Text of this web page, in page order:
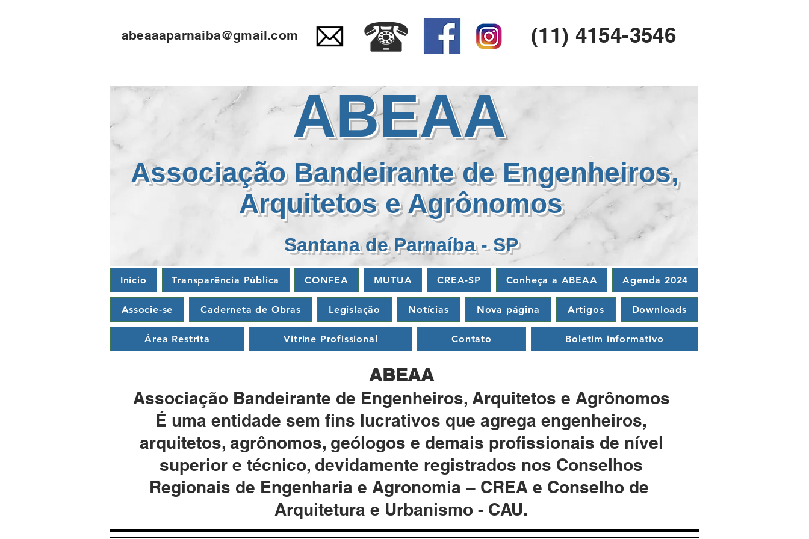
abeaaaparnaiba@gmail.com (11) 4154-3546
ABEAA
Associação Bandeirante de Engenheiros,
Arquitetos e Agrônomos
Santana de Parnaíba - SP
Início Transparência Pública CONFEA MUTUA CREA-SP Conheça a ABEAA Agenda 2024
Associe-se Caderneta de Obras Legislação Notícias Nova página Artigos Downloads
Área Restrita Vitrine Profissional Contato Boletim informativo
ABEAA
Associação Bandeirante de Engenheiros, Arquitetos e Agrônomos
É uma entidade sem fins lucrativos que agrega engenheiros,
arquitetos, agrônomos, geólogos e demais profissionais de nível
superior e técnico, devidamente registrados nos Conselhos
Regionais de Engenharia e Agronomia – CREA e Conselho de
Arquitetura e Urbanismo - CAU.